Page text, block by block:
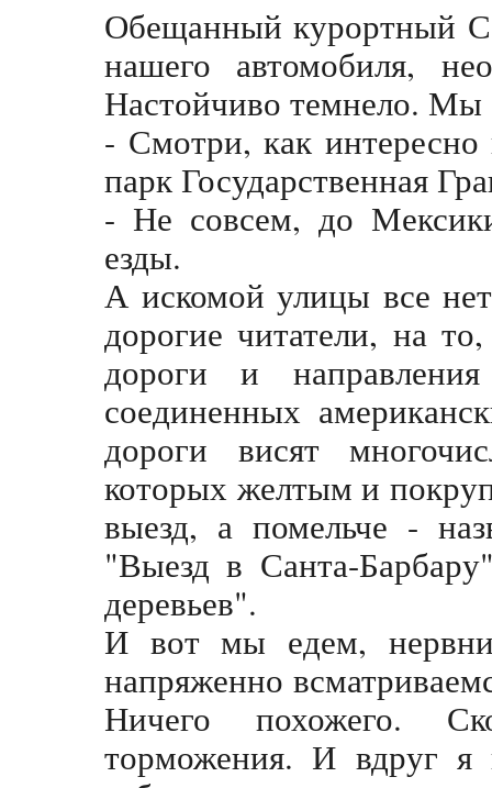
Обещанный курортный
нашего автомобиля,
Настойчиво темнело. Мы
- Смотри, как
парк Государственная
- Не совсем, до
езды.
А искомой улицы все
дорогие читатели, на
дороги и
соединенных
дороги висят
которых желтым и
выезд, а помельче -
"Выезд в Санта-
деревьев".
И вот мы едем,
напряженно
Ничего похожего.
торможения. И вдруг я